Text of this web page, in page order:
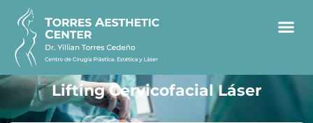
Lifting Cervicofacial Láser